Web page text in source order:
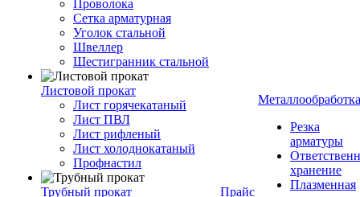
Проволока
Сетка арматурная
Уголок стальной
Швеллер
Шестигранник стальной
Листовой прокат
Лист горячекатаный
Лист ПВЛ
Лист рифленый
Лист холоднокатаный
Профнастил
Трубный прокат
Прайс
Металлообработка
Резка
арматуры
хранение
Плазменная